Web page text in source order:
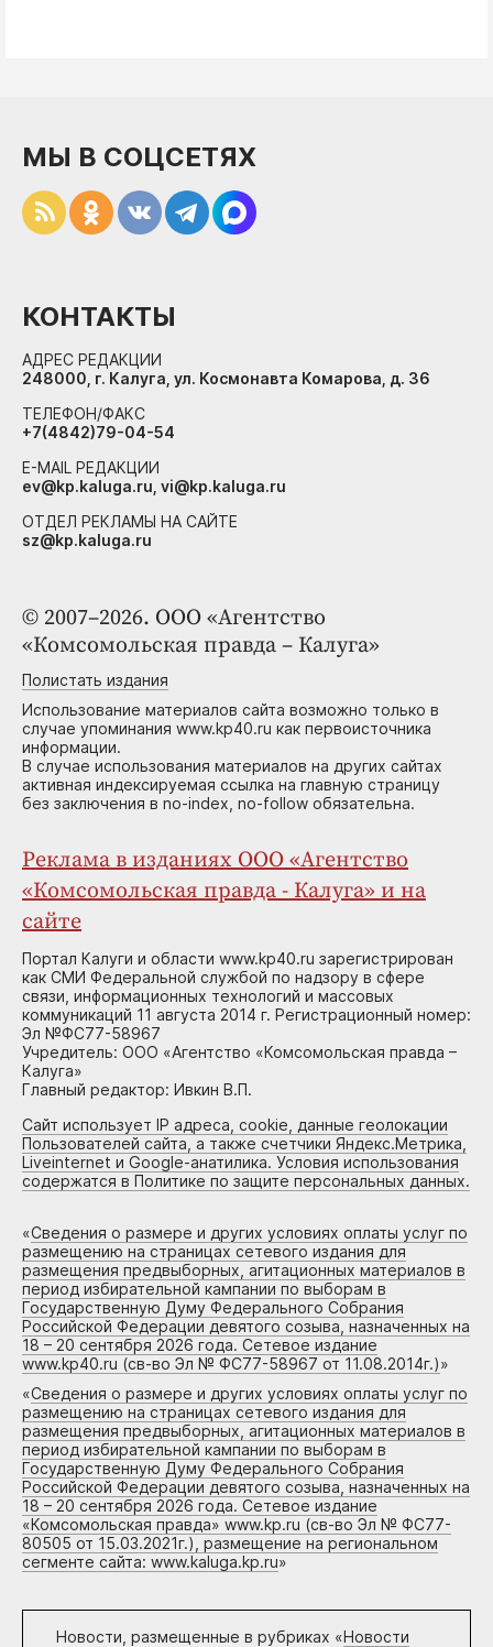
© 2007–2026. ООО «Агентство
«Комсомольская правда – Калуга»
Полистать издания
Использование материалов сайта возможно только в
случае упоминания www.kp40.ru как первоисточника
информации.
В случае использования материалов на других сайтах
активная индексируемая ссылка на главную страницу
без заключения в no-index, no-follow обязательна.
Реклама в изданиях ООО «Агентство
«Комсомольская правда - Калуга» и на
сайте
Портал Калуги и области www.kp40.ru зарегистрирован
как СМИ Федеральной службой по надзору в сфере
связи, информационных технологий и массовых
коммуникаций 11 августа 2014 г. Регистрационный номер:
Эл №ФС77-58967
Учредитель: ООО «Агентство «Комсомольская правда –
Калуга»
Главный редактор: Ивкин В.П.
Сайт использует IP адреса, cookie, данные геолокации
Пользователей сайта, а также счетчики Яндекс.Метрика,
Liveinternet и Google-анатилика. Условия использования
содержатся в Политике по защите персональных данных.
«Сведения о размере и других условиях оплаты услуг по
размещению на страницах сетевого издания для
размещения предвыборных, агитационных материалов в
период избирательной кампании по выборам в
Государственную Думу Федерального Собрания
Российской Федерации девятого созыва, назначенных на
18 – 20 сентября 2026 года. Сетевое издание
www.kp40.ru (св-во Эл № ФС77-58967 от 11.08.2014г.)»
«Сведения о размере и других условиях оплаты услуг по
размещению на страницах сетевого издания для
размещения предвыборных, агитационных материалов в
период избирательной кампании по выборам в
Государственную Думу Федерального Собрания
Российской Федерации девятого созыва, назначенных на
18 – 20 сентября 2026 года. Сетевое издание
«Комсомольская правда» www.kp.ru (св-во Эл № ФС77-
80505 от 15.03.2021г.), размещение на региональном
сегменте сайта: www.kaluga.kp.ru»
Новости, размещенные в рубриках «Новости
МЫ В СОЦСЕТЯХ
КОНТАКТЫ
АДРЕС РЕДАКЦИИ
248000, г. Калуга, ул. Космонавта Комарова, д. 36
ТЕЛЕФОН/ФАКС
+7(4842)79-04-54
E-MAIL РЕДАКЦИИ
ev@kp.kaluga.ru, vi@kp.kaluga.ru
ОТДЕЛ РЕКЛАМЫ НА САЙТЕ
sz@kp.kaluga.ru